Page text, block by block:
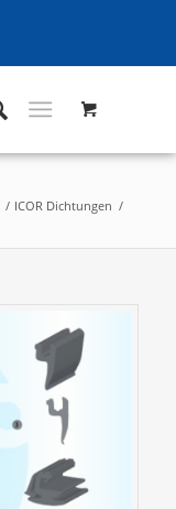
/ ICOR Dichtungen /